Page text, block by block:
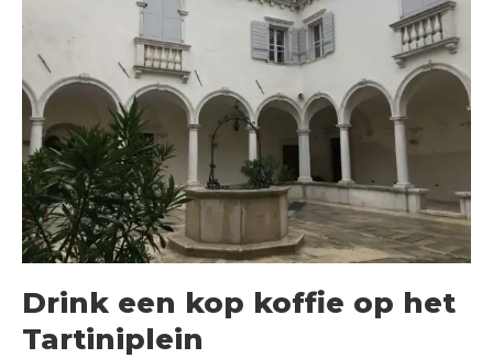
Drink een kop koffie op het
Tartiniplein